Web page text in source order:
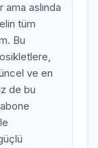
aslında
tüm
Bu
ve en
de bu